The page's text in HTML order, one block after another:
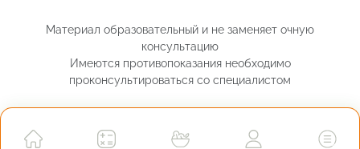
Материал образовательный и не заменяет очную
консультацию
Имеются противопоказания необходимо
проконсультироваться со специалистом